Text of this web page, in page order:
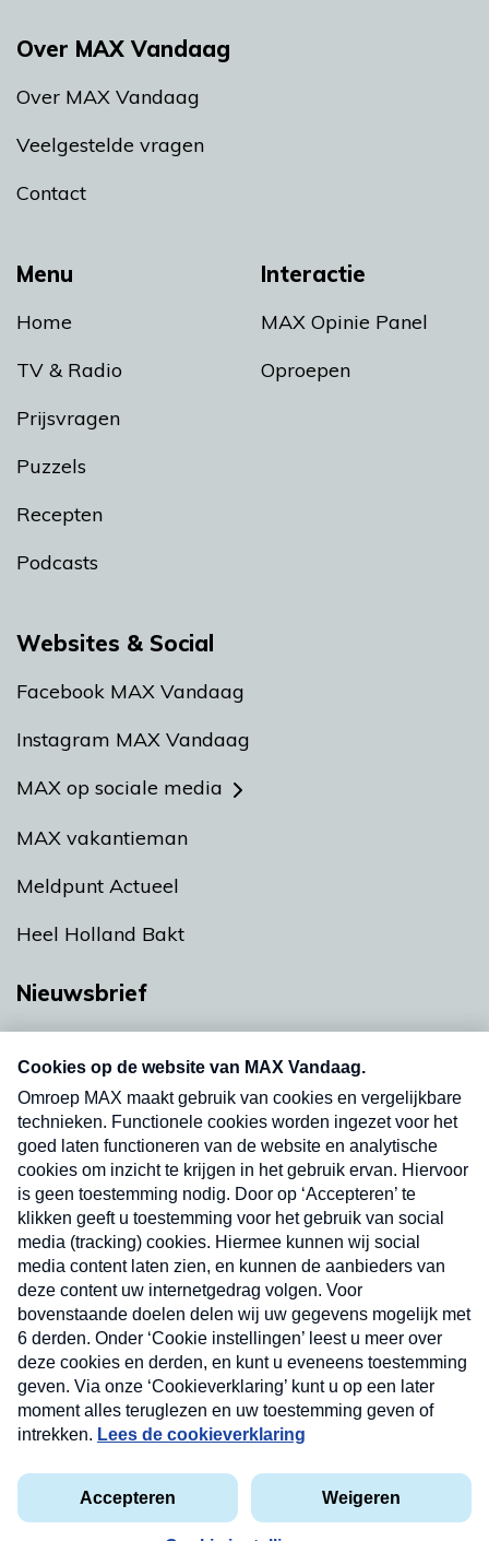
Menu
Home
TV & Radio
Prijsvragen
Puzzels
Recepten
Podcasts
Interactie
MAX Opinie Panel
Oproepen
Over MAX Vandaag
Over MAX Vandaag
Veelgestelde vragen
Contact
Websites & Social
Facebook MAX Vandaag
Instagram MAX Vandaag
MAX op sociale media
MAX vakantieman
Meldpunt Actueel
Heel Holland Bakt
Nieuwsbrief
nieuwsbrief. Elke vrijdag- en dinsdagochtend in
uw mailbox.
Verzend
Privacyverklaring
Cookieverklaring
Kwetsbaarheid melden
Copyright © 2026 MAX Vandaag - Omroep MAX
Nieuwsbrief
Neem hier een gratis abonnement op onze
nieuwsbrief. Elke vrijdag- en dinsdagochtend in uw